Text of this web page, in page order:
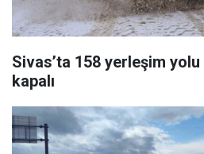
Sivas’ta 158 yerleşim yolu
kapalı